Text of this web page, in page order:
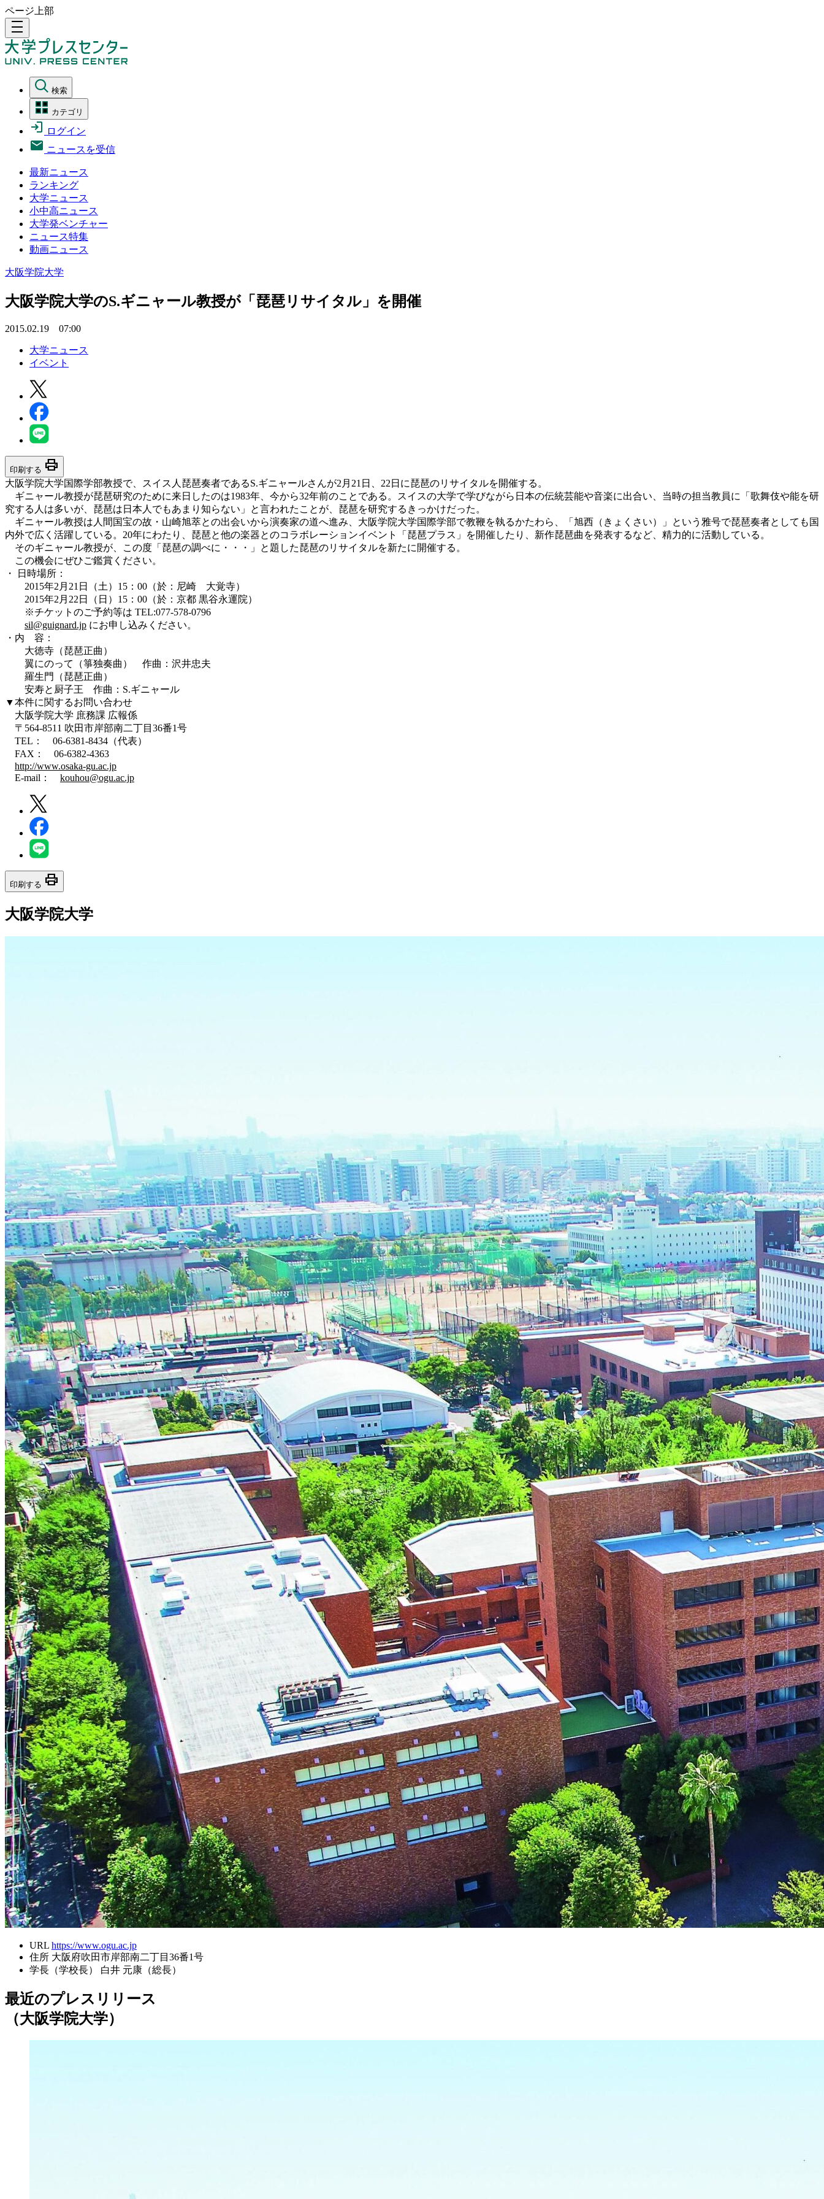
ページ上部
density_medium
検索
カテゴリ
ログイン
ニュースを受信
最新ニュース
ランキング
大学ニュース
小中高ニュース
大学発ベンチャー
ニュース特集
動画ニュース
大阪学院大学
大阪学院大学のS.ギニャール教授が「琵琶リサイタル」を開催
2015.02.19 07:00
大学ニュース
イベント
印刷する print
大阪学院大学国際学部教授で、スイス人琵琶奏者であるS.ギニャールさんが2月21日、22日に琵琶のリサイタルを開催する。
ギニャール教授が琵琶研究のために来日したのは1983年、今から32年前のことである。スイスの大学で学びながら日本の伝統芸能や音楽に出合い、当時の担当教員に「歌舞伎や能を研
究する人は多いが、琵琶は日本人でもあまり知らない」と言われたことが、琵琶を研究するきっかけだった。
ギニャール教授は人間国宝の故・山崎旭萃との出会いから演奏家の道へ進み、大阪学院大学国際学部で教鞭を執るかたわら、「旭西（きょくさい）」という雅号で琵琶奏者としても国
内外で広く活躍している。20年にわたり、琵琶と他の楽器とのコラボレーションイベント「琵琶プラス」を開催したり、新作琵琶曲を発表するなど、精力的に活動している。
そのギニャール教授が、この度「琵琶の調べに・・・」と題した琵琶のリサイタルを新たに開催する。
この機会にぜひご鑑賞ください。
・ 日時場所：
2015年2月21日（土）15：00（於：尼崎 大覚寺）
2015年2月22日（日）15：00（於：京都 黒谷永運院）
※チケットのご予約等は TEL:077-578-0796
sil@guignard.jp にお申し込みください。
・内 容：
大徳寺（琵琶正曲）
翼にのって（箏独奏曲） 作曲：沢井忠夫
羅生門（琵琶正曲）
安寿と厨子王 作曲：S.ギニャール
▼本件に関するお問い合わせ
大阪学院大学 庶務課 広報係
〒564-8511 吹田市岸部南二丁目36番1号
TEL： 06-6381-8434（代表）
FAX： 06-6382-4363
http://www.osaka-gu.ac.jp
E-mail： kouhou@ogu.ac.jp
印刷する print
大阪学院大学
URL https://www.ogu.ac.jp
住所 大阪府吹田市岸部南二丁目36番1号
学長（学校長）
白井 元康（総長）
最近のプレスリリース
（大阪学院大学）